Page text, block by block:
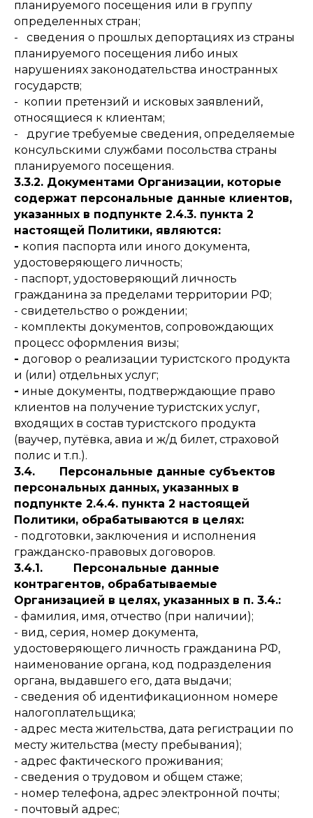
планируемого посещения или в группу
определенных стран;
- сведения о прошлых депортациях из страны
планируемого посещения либо иных
нарушениях законодательства иностранных
государств;
- копии претензий и исковых заявлений,
относящиеся к клиентам;
- другие требуемые сведения, определяемые
консульскими службами посольства страны
планируемого посещения.
3.3.2. Документами Организации, которые
содержат персональные данные клиентов,
указанных в подпункте 2.4.3. пункта 2
настоящей Политики, являются:
- копия паспорта или иного документа,
удостоверяющего личность;
- паспорт, удостоверяющий личность
гражданина за пределами территории РФ;
- свидетельство о рождении;
- комплекты документов, сопровождающих
процесс оформления визы;
- договор о реализации туристского продукта
и (или) отдельных услуг;
- иные документы, подтверждающие право
клиентов на получение туристских услуг,
входящих в состав туристского продукта
(ваучер, путёвка, авиа и ж/д билет, страховой
полис и т.п.).
3.4. Персональные данные субъектов
персональных данных, указанных в
подпункте 2.4.4. пункта 2 настоящей
Политики, обрабатываются в целях:
- подготовки, заключения и исполнения
гражданско-правовых договоров.
3.4.1.
Персональные данные
контрагентов, обрабатываемые
Организацией в целях, указанных в п. 3.4.:
- фамилия, имя, отчество (при наличии);
- вид, серия, номер документа,
удостоверяющего личность гражданина РФ,
наименование органа, код подразделения
органа, выдавшего его, дата выдачи;
- сведения об идентификационном номере
налогоплательщика;
- адрес места жительства, дата регистрации по
месту жительства (месту пребывания);
- адрес фактического проживания;
- сведения о трудовом и общем стаже;
- номер телефона, адрес электронной почты;
- почтовый адрес;